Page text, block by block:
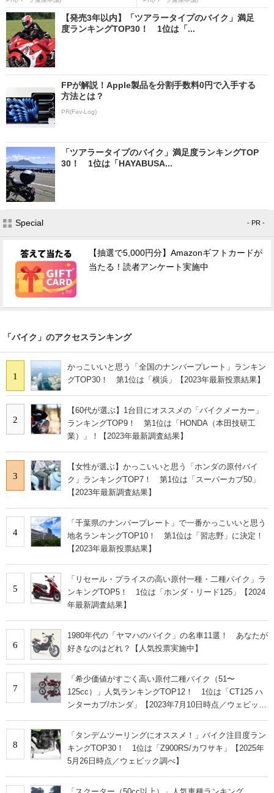
【発売3年以内】「ツアラータイプのバイク」満足
度ランキングTOP30！ 1位は「...
FPが解説！Apple製品を分割手数料0円で入手する
方法とは？
PR(Fav-Log)
「ツアラータイプのバイク」満足度ランキングTOP
30！ 1位は「HAYABUSA...
Special - PR -
【抽選で5,000円分】Amazonギフトカードが
当たる！読者アンケート実施中
「バイク」のアクセスランキング
1
かっこいいと思う「全国のナンバープレート」ランキン
グTOP30！ 第1位は「横浜」【2023年最新投票結果】
2
【60代が選ぶ】1台目にオススメの「バイクメーカー」
ランキングTOP9！ 第1位は「HONDA（本田技研工
業）」！【2023年最新調査結果】
3
【女性が選ぶ】かっこいいと思う「ホンダの原付バイ
ク」ランキングTOP7！ 第1位は「スーパーカブ50」
【2023年最新調査結果】
4
「千葉県のナンバープレート」で一番かっこいいと思う
地名ランキングTOP10！ 第1位は「習志野」に決定！
【2023年最新投票結果】
5
「リセール・プライスの高い原付一種・二種バイク」ラ
ンキングTOP5！ 1位は「ホンダ・リード125」【2024
年最新調査結果】
6
1980年代の「ヤマハのバイク」の名車11選！ あなたが
好きなのはどれ？【人気投票実施中】
7
「希少価値がすごく高い原付二種バイク（51〜
125cc）」人気ランキングTOP12！ 1位は「CT125 ハ
ンターカブ/ホンダ」【2023年7月10日時点／ウェビック
8
「タンデムツーリングにオススメ！」バイク注目度ラン
キングTOP30！ 1位は「Z900RS/カワサキ」【2025年
5月26日時点／ウェビック調べ】